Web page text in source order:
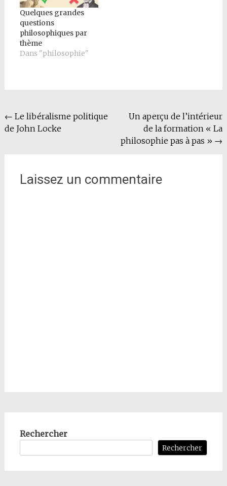
Quelques grandes
questions
philosophiques par
thème
Dans "philosophie"
Navigation
de
← Le libéralisme politique
de John Locke
Un aperçu de l’intérieur
de la formation « La
philosophie pas à pas » →
Laissez un commentaire
Rechercher
Rechercher